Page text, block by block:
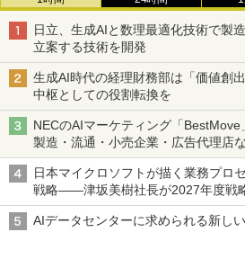
日立、生成AIと数理最適化技術で製
立案する技術を開発
生成AI時代の経理財務部は「価値
中枢としての役割転換を
NECのAIマーケティング「
製造・流通・小売企業・広告代理店
日本マイクロソフトが描く業務プロ
戦略――津坂美樹社長が2027年度戦
AIデータセンターに求められる新し